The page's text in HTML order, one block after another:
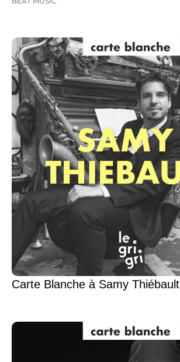
Carte Blanche à Samy Thiébault